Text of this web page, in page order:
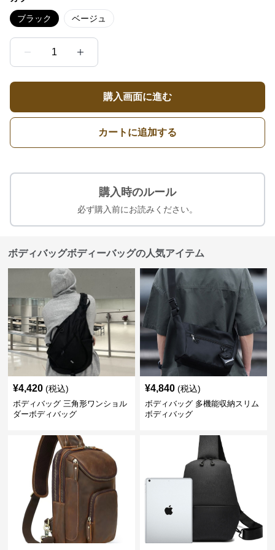
ブラック ベージュ
1
購入画面に進む
カートに追加する
購入時のルール
必ず購入前にお読みください。
ボディバッグボディーバッグの人気アイテム
¥4,420 (税込)
ボディバッグ 三角形ワンショル
ダーボディバッグ
¥4,840 (税込)
ボディバッグ 多機能収納スリム
ボディバッグ